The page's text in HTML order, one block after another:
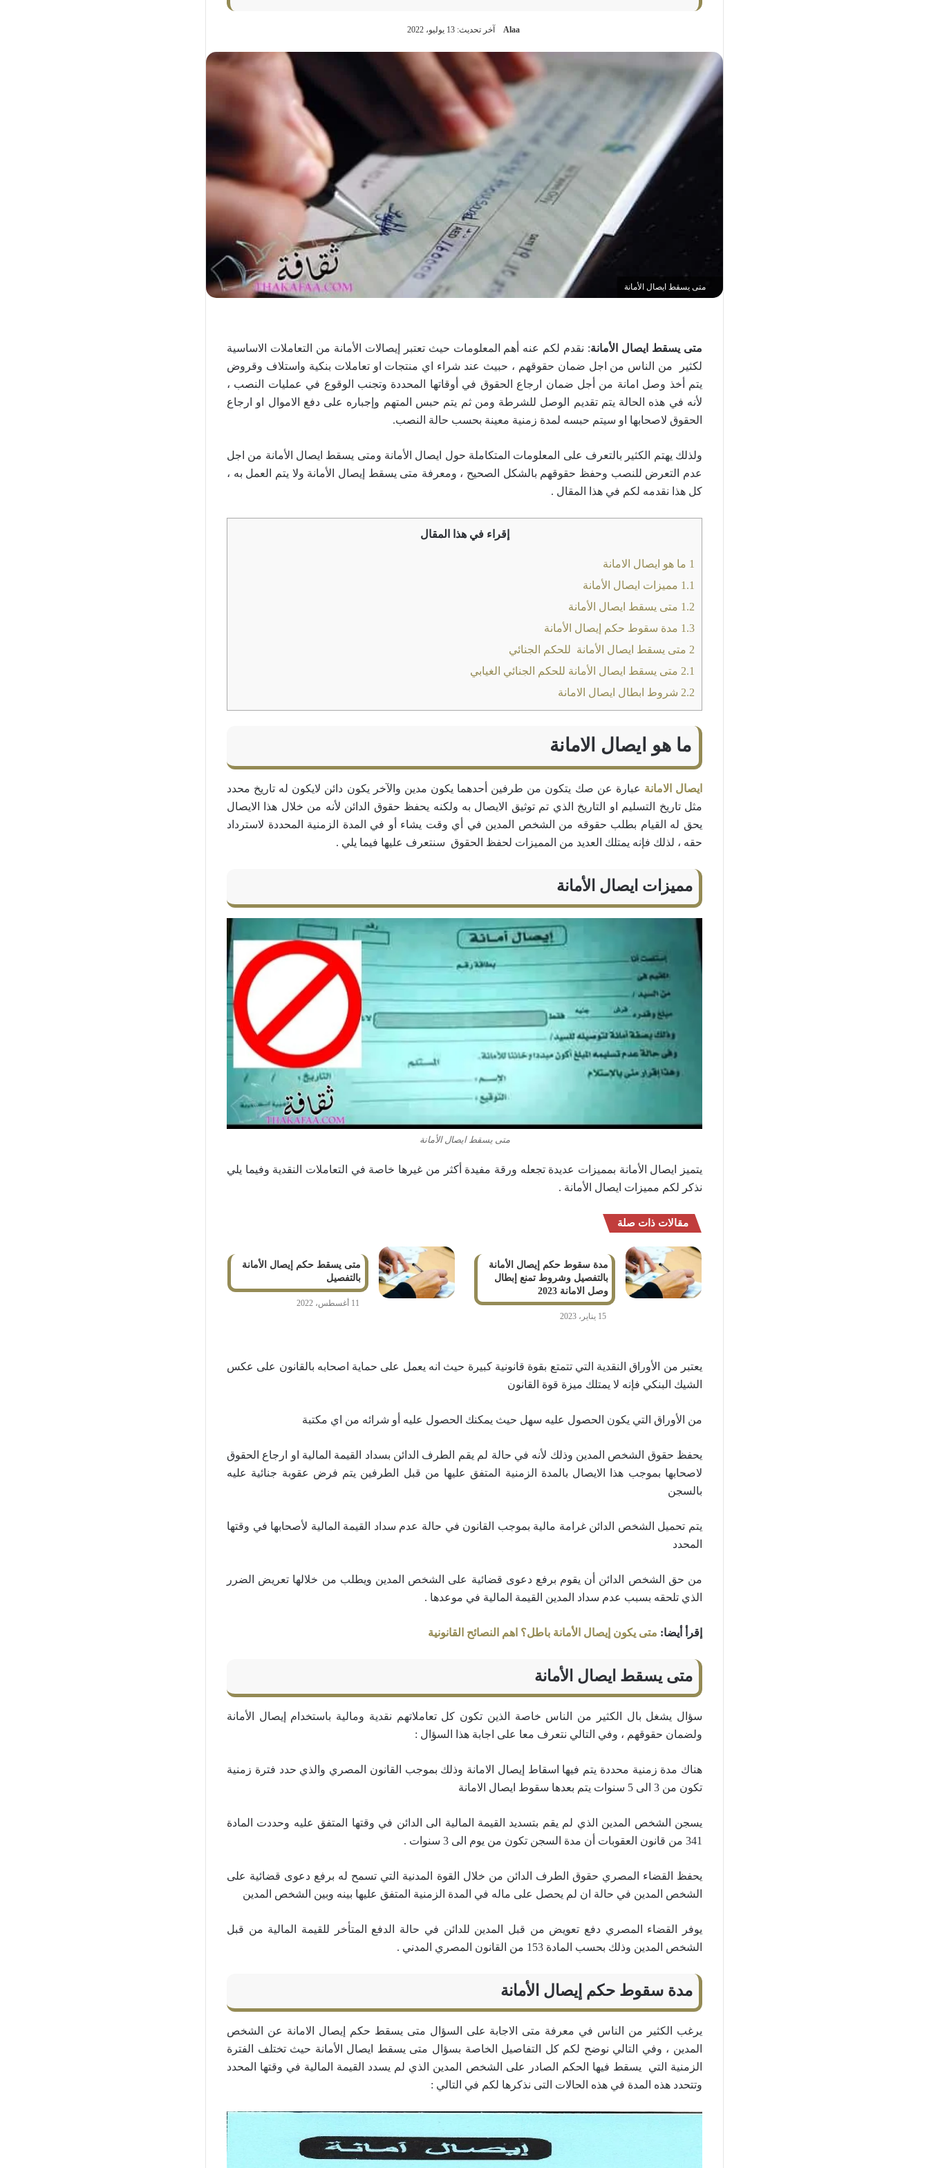
Alaa آخر تحديث: 13 يوليو، 2022
متى يسقط ايصال الأمانة
متى يسقط ايصال الأمانة: نقدم لكم عنه أهم المعلومات حيث تعتبر إيصالات الأمانة من التعاملات الاساسية
لكثير من الناس من اجل ضمان حقوقهم ، حبيث عند شراء اي منتجات او تعاملات بنكية واستلاف وقروض
يتم أخذ وصل امانة من أجل ضمان ارجاع الحقوق في أوقاتها المحددة وتجنب الوقوع في عمليات النصب ،
لأنه في هذه الحالة يتم تقديم الوصل للشرطة ومن ثم يتم حبس المتهم وإجباره على دفع الاموال او ارجاع
الحقوق لاصحابها او سيتم حبسه لمدة زمنية معينة بحسب حالة النصب.
ولذلك يهتم الكثير بالتعرف على المعلومات المتكاملة حول ايصال الأمانة ومتى يسقط ايصال الأمانة من اجل
عدم التعرض للنصب وحفظ حقوقهم بالشكل الصحيح ، ومعرفة متى يسقط إيصال الأمانة ولا يتم العمل به ،
كل هذا نقدمه لكم في هذا المقال .
إقراء في هذا المقال
1 ما هو ايصال الامانة
1.1 مميزات ايصال الأمانة
1.2 متى يسقط ايصال الأمانة
1.3 مدة سقوط حكم إيصال الأمانة
2 متى يسقط ايصال الأمانة للحكم الجنائي
2.1 متى يسقط ايصال الأمانة للحكم الجنائي الغيابي
2.2 شروط ابطال ايصال الامانة
ما هو ايصال الامانة
ايصال الامانة عبارة عن صك يتكون من طرفين أحدهما يكون مدين والآخر يكون دائن لايكون له تاريخ محدد
مثل تاريخ التسليم او التاريخ الذي تم توثيق الايصال به ولكنه يحفظ حقوق الدائن لأنه من خلال هذا الايصال
يحق له القيام بطلب حقوقه من الشخص المدين في أي وقت يشاء أو في المدة الزمنية المحددة لاسترداد
حقه ، لذلك فإنه يمتلك العديد من المميزات لحفظ الحقوق سنتعرف عليها فيما يلي .
مميزات ايصال الأمانة
متى يسقط ايصال الأمانة
يتميز ايصال الأمانة بمميزات عديدة تجعله ورقة مفيدة أكثر من غيرها خاصة في التعاملات النقدية وفيما يلي
نذكر لكم مميزات ايصال الأمانة .
مقالات ذات صلة
مدة سقوط حكم إيصال الأمانة
بالتفصيل وشروط تمنع إبطال
وصل الامانة 2023
15 يناير، 2023
متى يسقط حكم إيصال الأمانة
بالتفصيل
11 أغسطس، 2022
يعتبر من الأوراق النقدية التي تتمتع بقوة قانونية كبيرة حيث انه يعمل على حماية اصحابه بالقانون على عكس
الشيك البنكي فإنه لا يمتلك ميزة قوة القانون
من الأوراق التي يكون الحصول عليه سهل حيث يمكنك الحصول عليه أو شرائه من اي مكتبة
يحفظ حقوق الشخص المدين وذلك لأنه في حالة لم يقم الطرف الدائن بسداد القيمة المالية او ارجاع الحقوق
لاصحابها بموجب هذا الايصال بالمدة الزمنية المتفق عليها من قبل الطرفين يتم فرض عقوبة جنائية عليه
بالسجن
يتم تحميل الشخص الدائن غرامة مالية بموجب القانون في حالة عدم سداد القيمة المالية لأصحابها في وقتها
المحدد
من حق الشخص الدائن أن يقوم برفع دعوى قضائية على الشخص المدين ويطلب من خلالها تعريض الضرر
الذي تلحقه بسبب عدم سداد المدين القيمة المالية في موعدها .
إقرأ أيضا: متى يكون إيصال الأمانة باطل؟ اهم النصائح القانونية
متى يسقط ايصال الأمانة
سؤال يشغل بال الكثير من الناس خاصة الذين تكون كل تعاملاتهم نقدية ومالية باستخدام إيصال الأمانة
ولضمان حقوقهم ، وفي التالي نتعرف معا على اجابة هذا السؤال :
هناك مدة زمنية محددة يتم فيها اسقاط إيصال الامانة وذلك بموجب القانون المصري والذي حدد فترة زمنية
تكون من 3 الى 5 سنوات يتم بعدها سقوط ايصال الامانة
يسجن الشخص المدين الذي لم يقم بتسديد القيمة المالية الى الدائن في وقتها المتفق عليه وحددت المادة
341 من قانون العقوبات أن مدة السجن تكون من يوم الى 3 سنوات .
يحفظ القضاء المصري حقوق الطرف الدائن من خلال القوة المدنية التي تسمح له برفع دعوى قضائية على
الشخص المدين في حالة ان لم يحصل على ماله في المدة الزمنية المتفق عليها بينه وبين الشخص المدين
يوفر القضاء المصري دفع تعويض من قبل المدين للدائن في حالة الدفع المتأخر للقيمة المالية من قبل
الشخص المدين وذلك بحسب المادة 153 من القانون المصري المدني .
مدة سقوط حكم إيصال الأمانة
يرغب الكثير من الناس في معرفة متى الاجابة على السؤال متى يسقط حكم إيصال الامانة عن الشخص
المدين ، وفي التالي نوضح لكم كل التفاصيل الخاصة بسؤال متى يسقط ايصال الأمانة حيث تختلف الفترة
الزمنية التي يسقط فيها الحكم الصادر على الشخص المدين الذي لم يسدد القيمة المالية في وقتها المحدد
وتتحدد هذه المدة في هذه الحالات التى نذكرها لكم في التالي :